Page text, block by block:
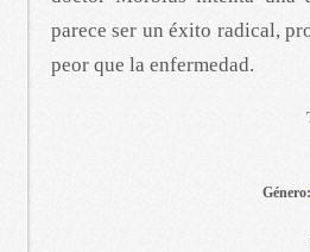
parece ser un éxito radical,
peor que la enfermedad.
Género: